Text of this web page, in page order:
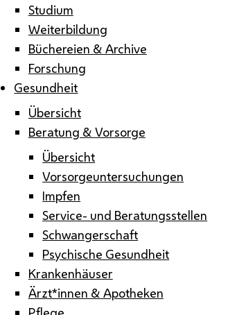
Studium
Weiterbildung
Büchereien & Archive
Forschung
Gesundheit
Übersicht
Beratung & Vorsorge
Übersicht
Vorsorgeuntersuchungen
Impfen
Service- und Beratungsstellen
Schwangerschaft
Psychische Gesundheit
Krankenhäuser
Ärzt*innen & Apotheken